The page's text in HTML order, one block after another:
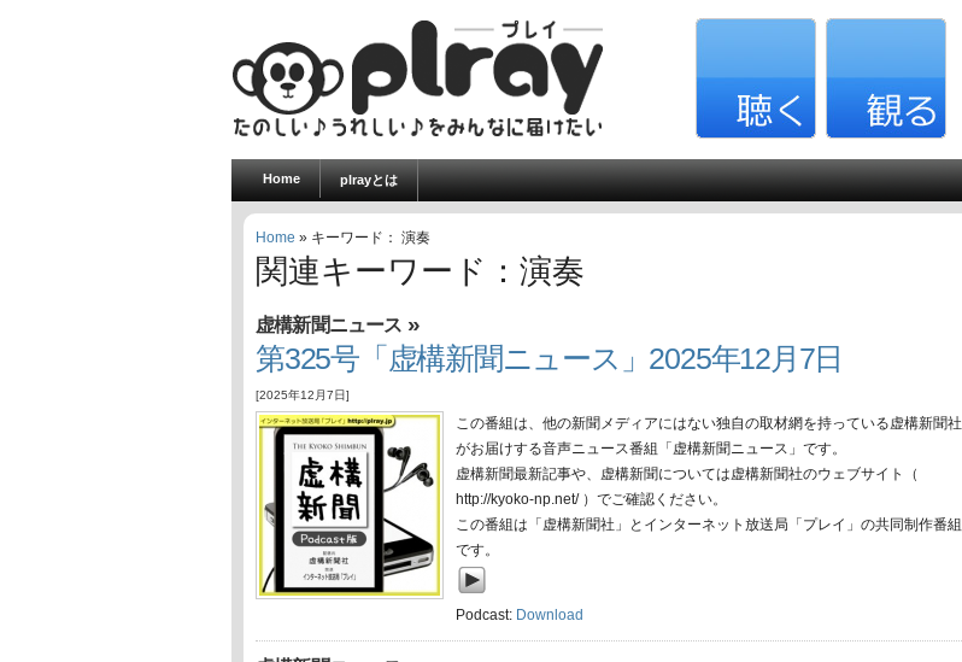
Home plrayとは
Home » キーワード： 演奏
関連キーワード：演奏
虚構新聞ニュース »
第325号「虚構新聞ニュース」2025年12月7日
[2025年12月7日]
この番組は、他の新聞メディアにはない独自の取材網を持っている虚構新聞社
がお届けする音声ニュース番組「虚構新聞ニュース」です。
虚構新聞最新記事や、虚構新聞については虚構新聞社のウェブサイト（
http://kyoko-np.net/ ）でご確認ください。
この番組は「虚構新聞社」とインターネット放送局「プレイ」の共同制作番組
です。
Podcast: Download